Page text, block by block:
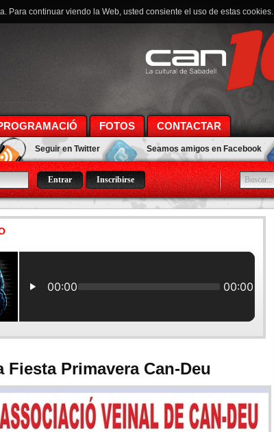
FOTOS CONTACTAR
Seguir en Twitter Seamos amigos en Facebook
Inscribirse
Fiesta Primavera Can-Deu
Para continuar viendo la Web, usted consiente el uso de estas cookies.